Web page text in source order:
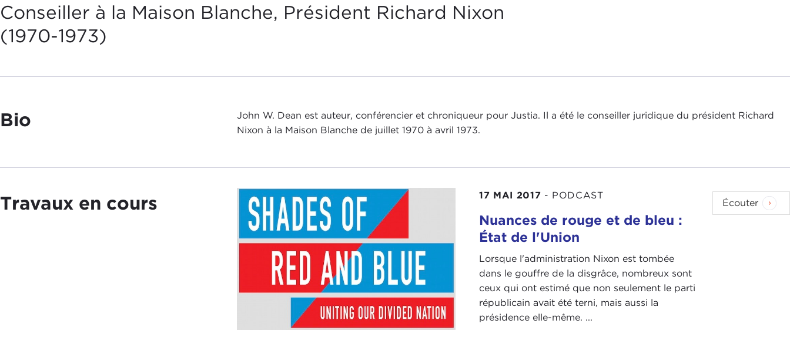
Conseiller à la Maison Blanche, Président Richard Nixon
(1970-1973)
Bio
John W. Dean est auteur, conférencier et chroniqueur pour Justia. Il a été le conseiller juridique du président Richard
Nixon à la Maison Blanche de juillet 1970 à avril 1973.
Travaux en cours 17 MAI 2017 - PODCAST
Nuances de rouge et de bleu :
État de l'Union
Lorsque l'administration Nixon est tombée
dans le gouffre de la disgrâce, nombreux sont
ceux qui ont estimé que non seulement le parti
républicain avait été terni, mais aussi la
présidence elle-même. ...
Écouter